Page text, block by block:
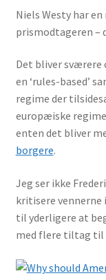
Niels Westy har
prismodtageren –
Det bliver
en ‘rules-based’
regime der
europæiske
enten det bliver
borgere.
Jeg ser ikke
kritisere vennerne
til yderligere at
med flere tiltag